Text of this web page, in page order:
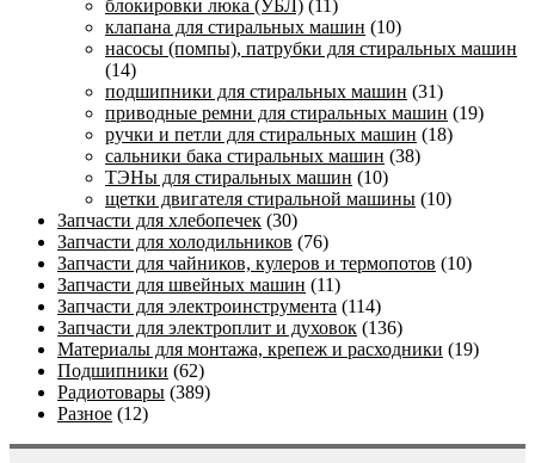
блокировки люка (УБЛ) (11)
клапана для стиральных машин (10)
насосы (помпы), патрубки для стиральных машин
(14)
подшипники для стиральных машин (31)
приводные ремни для стиральных машин (19)
ручки и петли для стиральных машин (18)
сальники бака стиральных машин (38)
ТЭНы для стиральных машин (10)
щетки двигателя стиральной машины (10)
Запчасти для хлебопечек (30)
Запчасти для холодильников (76)
Запчасти для чайников, кулеров и термопотов (10)
Запчасти для швейных машин (11)
Запчасти для электроинструмента (114)
Запчасти для электроплит и духовок (136)
Материалы для монтажа, крепеж и расходники (19)
Подшипники (62)
Радиотовары (389)
Разное (12)